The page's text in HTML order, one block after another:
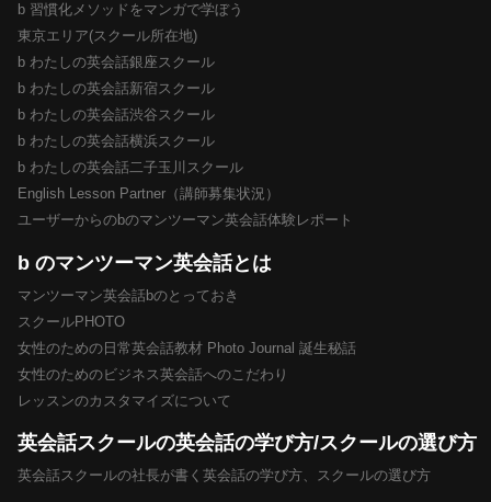
b 習慣化メソッドをマンガで学ぼう
東京エリア(スクール所在地)
b わたしの英会話銀座スクール
b わたしの英会話新宿スクール
b わたしの英会話渋谷スクール
b わたしの英会話横浜スクール
b わたしの英会話二子玉川スクール
English Lesson Partner（講師募集状況）
ユーザーからのbのマンツーマン英会話体験レポート
b のマンツーマン英会話とは
マンツーマン英会話bのとっておき
スクールPHOTO
女性のための日常英会話教材 Photo Journal 誕生秘話
女性のためのビジネス英会話へのこだわり
レッスンのカスタマイズについて
英会話スクールの英会話の学び方/スクールの選び方
英会話スクールの社長が書く英会話の学び方、スクールの選び方